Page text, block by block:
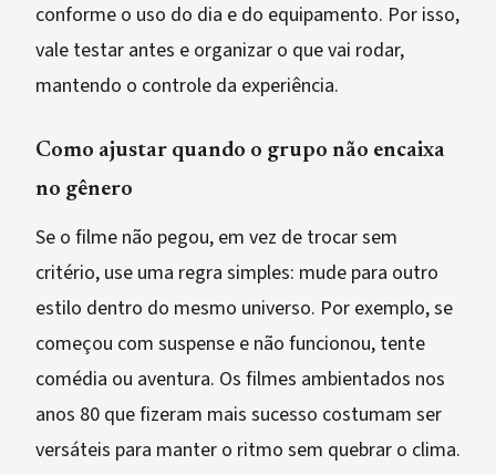
conforme o uso do dia e do equipamento. Por isso,
vale testar antes e organizar o que vai rodar,
mantendo o controle da experiência.
Como ajustar quando o grupo não encaixa
no gênero
Se o filme não pegou, em vez de trocar sem
critério, use uma regra simples: mude para outro
estilo dentro do mesmo universo. Por exemplo, se
começou com suspense e não funcionou, tente
comédia ou aventura. Os filmes ambientados nos
anos 80 que fizeram mais sucesso costumam ser
versáteis para manter o ritmo sem quebrar o clima.